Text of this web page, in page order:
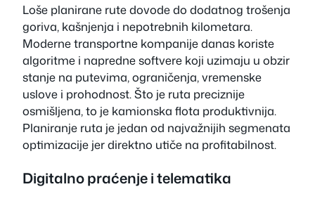
Loše planirane rute dovode do dodatnog trošenja
goriva, kašnjenja i nepotrebnih kilometara.
Moderne transportne kompanije danas koriste
algoritme i napredne softvere koji uzimaju u obzir
stanje na putevima, ograničenja, vremenske
uslove i prohodnost. Što je ruta preciznije
osmišljena, to je kamionska flota produktivnija.
Planiranje ruta je jedan od najvažnijih segmenata
optimizacije jer direktno utiče na profitabilnost.
Digitalno praćenje i telematika